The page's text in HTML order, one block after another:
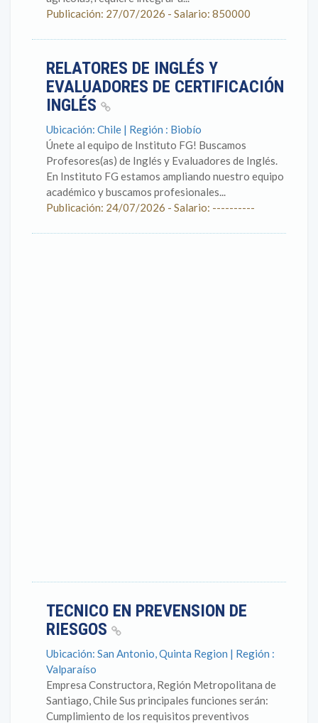
Publicación: 27/07/2026 - Salario: 850000
RELATORES DE INGLÉS Y
EVALUADORES DE CERTIFICACIÓN
INGLÉS
Ubicación: Chile | Región : Biobío
Únete al equipo de Instituto FG! Buscamos
Profesores(as) de Inglés y Evaluadores de Inglés.
En Instituto FG estamos ampliando nuestro equipo
académico y buscamos profesionales...
Publicación: 24/07/2026 - Salario: ----------
TECNICO EN PREVENSION DE
RIESGOS
Ubicación: San Antonio, Quinta Region | Región :
Valparaíso
Empresa Constructora, Región Metropolitana de
Santiago, Chile Sus principales funciones serán:
Cumplimiento de los requisitos preventivos